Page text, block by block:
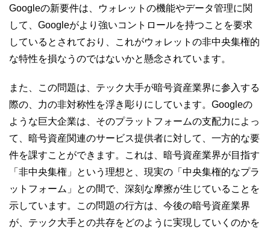
Googleの新要件は、ウォレットの機能やデータ管理に関
して、Googleがより強いコントロールを持つことを要求
しているとされており、これがウォレットの非中央集権的
な特性を損なうのではないかと懸念されています。
また、この問題は、テック大手が暗号資産業界に参入する
際の、力の非対称性を浮き彫りにしています。Googleの
ような巨大企業は、そのプラットフォームの支配力によっ
て、暗号資産関連のサービス提供者に対して、一方的な要
件を課すことができます。これは、暗号資産業界が目指す
「非中央集権」という理想と、現実の「中央集権的なプラ
ットフォーム」との間で、深刻な摩擦が生じていることを
示しています。この問題の行方は、今後の暗号資産業界
が、テック大手との共存をどのように実現していくのかを